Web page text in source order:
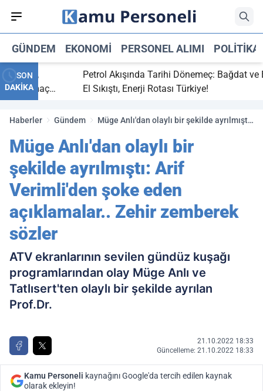
GÜNDEM EKONOMI PERSONEL ALIMI POLITIKA
SON
DAKİKA
bitti,
maç
Petrol Akışında Tarihi Dönemeç: Bağdat ve
El Sıkıştı, Enerji Rotası Türkiye!
Haberler Gündem
Müge Anlı'dan olaylı bir şekilde ayrılmıştı:
Zehir zemberek sözler
Müge Anlı'dan olaylı bir
şekilde ayrılmıştı: Arif
Verimli'den şoke eden
açıklamalar.. Zehir zemberek
sözler
ATV ekranlarının sevilen gündüz kuşağı
programlarından olay Müge Anlı ve
Tatlısert'ten olaylı bir şekilde ayrılan
Prof.Dr.
21.10.2022 18:33
Güncelleme: 21.10.2022 18:33
Kamu Personeli kaynağını Google'da tercih edilen kaynak
olarak ekleyin!